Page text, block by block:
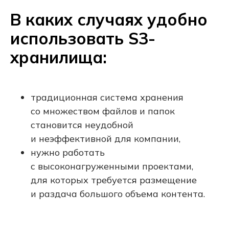
В каких случаях удобно
использовать S3-
хранилища:
традиционная система хранения
со множеством файлов и папок
становится неудобной
и неэффективной для компании,
нужно работать
с высоконагруженными проектами,
для которых требуется размещение
и раздача большого объема контента.